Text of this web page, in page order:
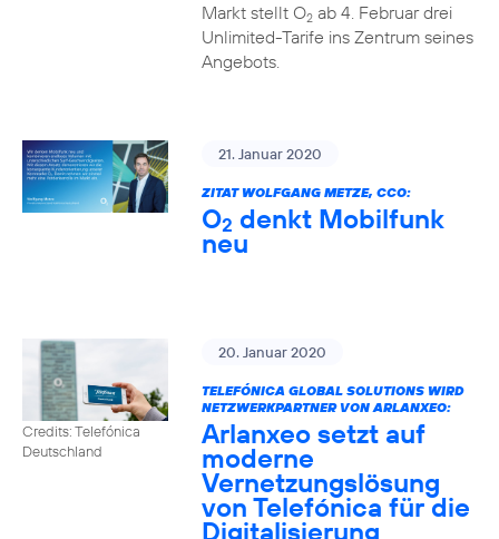
Markt stellt O2ab 4. Februar drei
Unlimited-Tarife ins Zentrum seines
Angebots.
21. Januar 2020
ZITAT WOLFGANG METZE, CCO:
O2 denkt Mobilfunk
neu
Credits: Telefónica
Deutschland
20. Januar 2020
TELEFÓNICA GLOBAL SOLUTIONS WIRD
NETZWERKPARTNER VON ARLANXEO:
Arlanxeo setzt auf
moderne
Vernetzungslösung
von Telefónica für die
Digitalisierung